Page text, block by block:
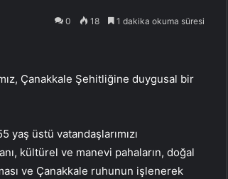
0 18 1 dakika okuma süresi
Çanakkale Şehitliğine duygusal bir
yaş üstü vatandaşlarımızı
kültürel ve manevi pahaların, doğal
ve Çanakkale ruhunun işlenerek